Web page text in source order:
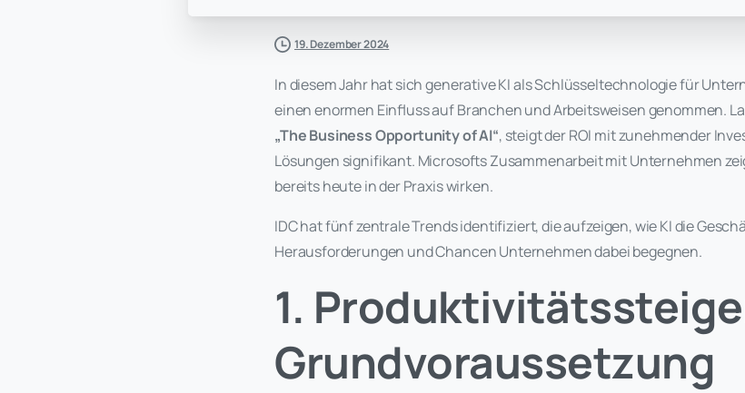
19. Dezember 2024
In diesem Jahr hat sich generative KI als Schlüsseltechnologie für
einen enormen Einfluss auf Branchen und Arbeitsweisen genommen.
„The Business Opportunity of AI“, steigt der ROI mit zunehmender
Lösungen signifikant. Microsofts Zusammenarbeit mit Unternehmen
bereits heute in der Praxis wirken.
IDC hat fünf zentrale Trends identifiziert, die aufzeigen, wie KI die
Herausforderungen und Chancen Unternehmen dabei begegnen.
1.
Grundvoraussetzung